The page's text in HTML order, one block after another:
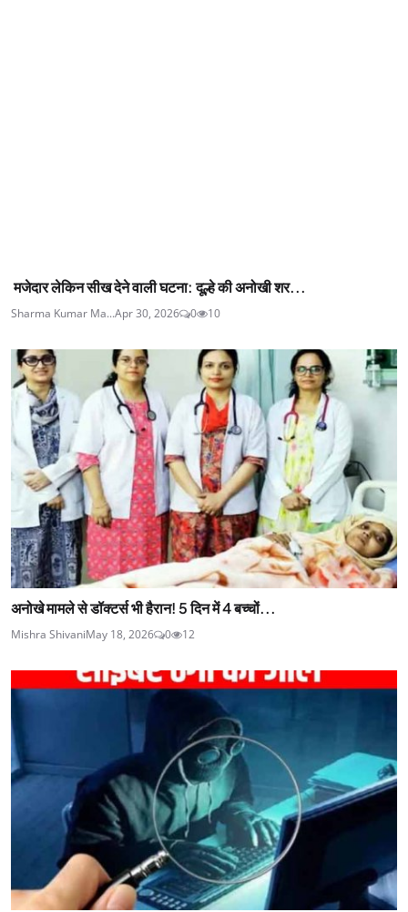
मजेदार लेकिन सीख देने वाली घटना: दूल्हे की अनोखी शर...
Sharma Kumar Ma...Apr 30, 2026 0 10
अनोखे मामले से डॉक्टर्स भी हैरान! 5 दिन में 4 बच्चों...
Mishra ShivaniMay 18, 2026 0 12